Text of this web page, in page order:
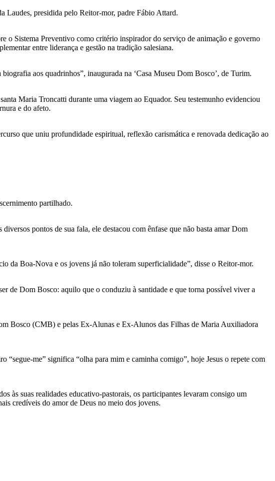
Laudes, presidida pelo Reitor-mor, padre Fábio Attard.
o Sistema Preventivo como critério inspirador do serviço de animação e governo
entre liderança e gestão na tradição salesiana.
aos quadrinhos”, inaugurada na ‘Casa Museu Dom Bosco’, de Turim.
Maria Troncatti durante uma viagem ao Equador. Seu testemunho evidenciou
e do afeto.
que uniu profundidade espiritual, reflexão carismática e renovada dedicação ao
partilhado.
pontos de sua fala, ele destacou com ênfase que não basta amar Dom
da Boa-Nova e os jovens já não toleram superficialidade”, disse o Reitor-mor.
de Dom Bosco: aquilo que o conduziu à santidade e que torna possível viver a
Bosco (CMB) e pelas Ex-Alunas e Ex-Alunos das Filhas de Maria Auxiliadora
me” significa “olha para mim e caminha comigo”, hoje Jesus o repete com
suas realidades educativo-pastorais, os participantes levaram consigo um
credíveis do amor de Deus no meio dos jovens.